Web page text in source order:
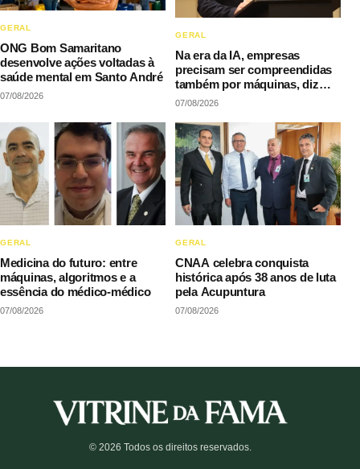
GERAL
ONG Bom Samaritano
desenvolve ações voltadas à
saúde mental em Santo André
07/08/2026
GERAL
Na era da IA, empresas
precisam ser compreendidas
também por máquinas, diz
LAQI
07/08/2026
GERAL
Medicina do futuro: entre
máquinas, algoritmos e a
essência do médico-médico
07/08/2026
GERAL
CNAA celebra conquista
histórica após 38 anos de luta
pela Acupuntura
07/08/2026
© 2026 Todos os direitos reservados.